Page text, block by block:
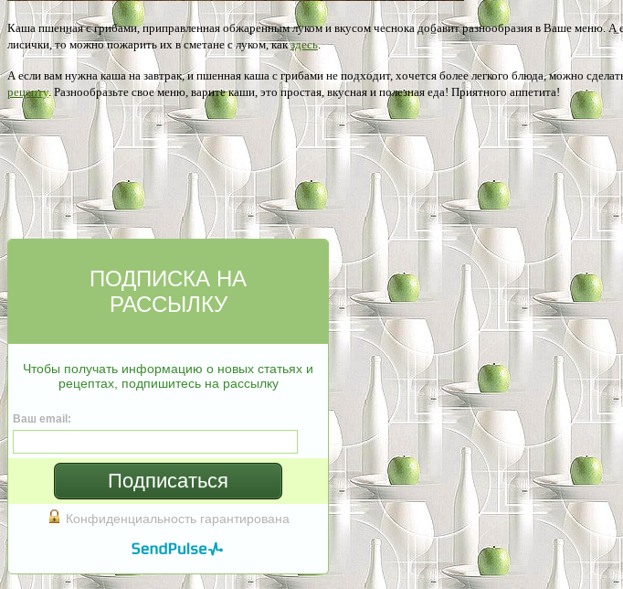
Каша пшенная с грибами, приправленная обжаренным луком и вкусом чеснока добавит разнообразия в Ваше меню.
лисички, то можно пожарить их в сметане с луком, какздесь.
А если вам нужна каша на завтрак, и пшенная каша с грибами не подходит, хочется более легкого блюда, можно
рецепту. Разнообразьте свое меню, варите каши, это простая, вкусная и полезная еда! Приятного аппетита!
ПОДПИСКА НА
РАССЫЛКУ
Чтобы получать информацию о новых статьях и
рецептах, подпишитесь на рассылку
Ваш email:
Подписаться
Конфиденциальность гарантирована